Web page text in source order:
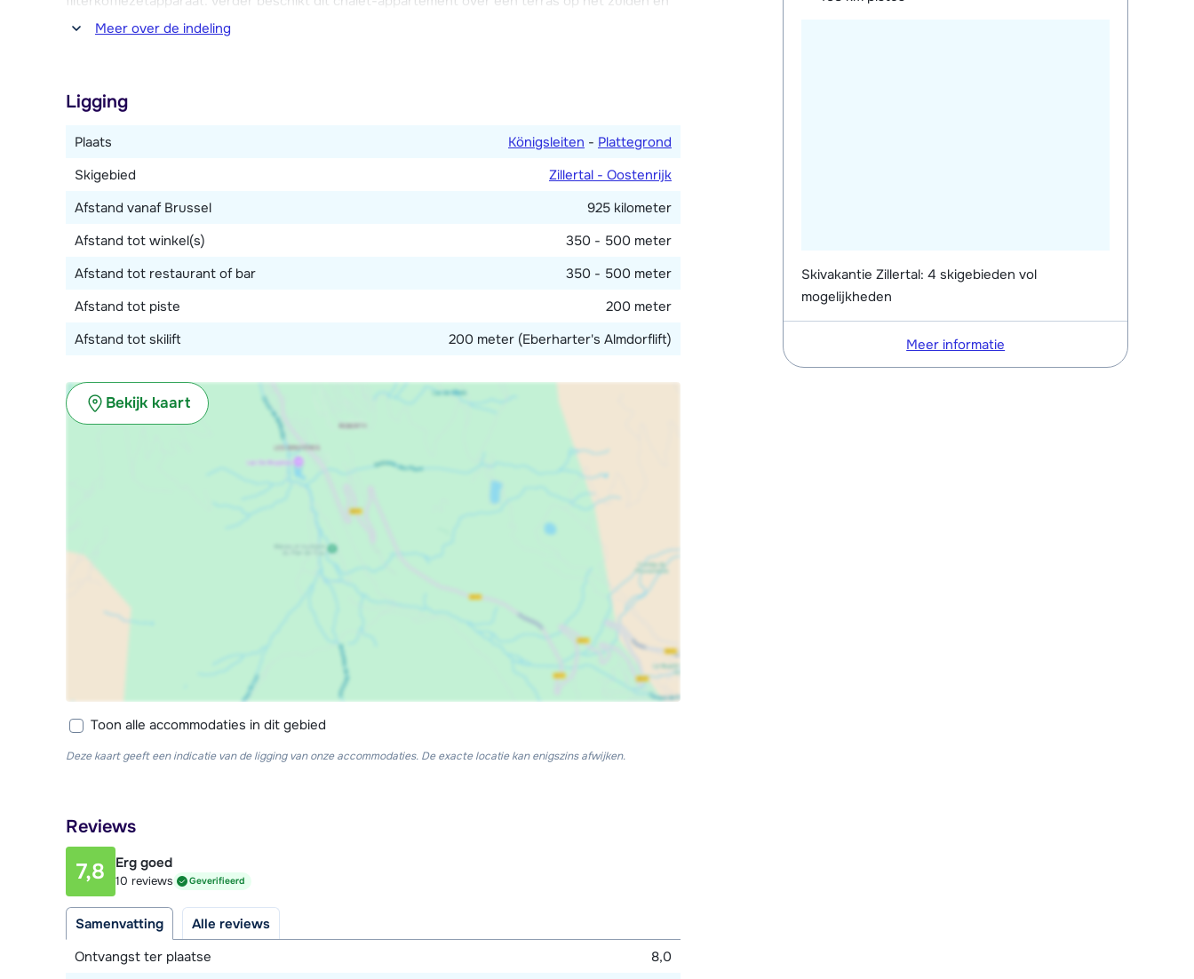
Wi-Fi internetverbinding.
toilet.
Hoewel het appartement over meer slaapplaatsen beschikt is het in dit appartement toegestaan
om met maximaal 5 personen te verblijven.
Meer over de indeling
Ligging
Plaats Königsleiten - Plattegrond
Skigebied
Zillertal - Oostenrijk
Afstand vanaf Brussel
925 kilometer
Afstand tot winkel(s)
350 - 500 meter
Afstand tot restaurant of bar
350 - 500 meter
Afstand tot piste
200 meter
Afstand tot skilift
200 meter (Eberharter's Almdorflift)
Bekijk kaart
Toon alle accommodaties in dit gebied
Deze kaart geeft een indicatie van de ligging van onze accommodaties. De exacte locatie kan enigszins afwijken.
Reviews
7,8 Erg goed
10 reviews Geverifieerd
Samenvatting
Alle reviews
Ontvangst ter plaatse
8,0
Skivakantie Zillertal: 4 skigebieden vol
mogelijkheden
Meer informatie